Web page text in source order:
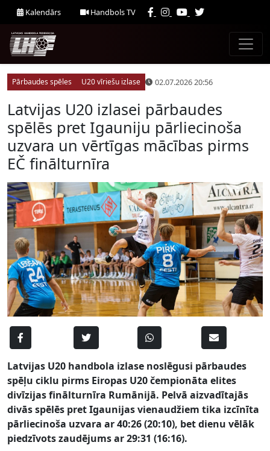
Kalendārs Handbols TV
Pārbaudes spēles U20 vīriešu izlase 02.07.2026 20:56
Latvijas U20 izlasei pārbaudes
spēlēs pret Igauniju pārliecinoša
uzvara un vērtīgas mācības pirms
EČ finālturnīra
Latvijas U20 handbola izlase noslēgusi pārbaudes
spēļu ciklu pirms Eiropas U20 čempionāta elites
divīzijas finālturnīra Rumānijā. Pelvā aizvadītajās
divās spēlēs pret Igaunijas vienaudžiem tika izcīnīta
pārliecinoša uzvara ar 40:26 (20:10), bet dienu vēlāk
piedzīvots zaudējums ar 29:31 (16:16).